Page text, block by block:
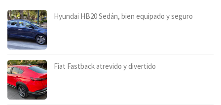
Hyundai HB20 Sedán, bien equipado y seguro
Fiat Fastback atrevido y divertido